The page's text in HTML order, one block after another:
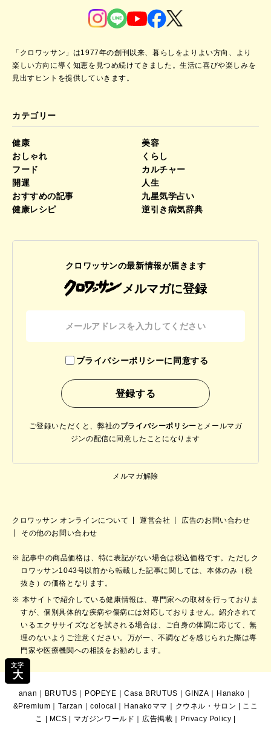
文字
大
「クロワッサン」は1977年の創刊以来、暮らしをよりよい方向、より
楽しい方向に導く知恵を見つめ続けてきました。生活に喜びや楽しみを
見出すヒントを提供していきます。
カテゴリー
健康
美容
おしゃれ
くらし
フード
カルチャー
開運
人生
おすすめの記事
九星気学占い
健康レシピ
逆引き病気辞典
クロワッサンの最新情報が届きます
メルマガに登録
プライバシーポリシーに同意する
ご登録いただくと、弊社のプライバシーポリシー と メールマガ
ジンの配信に同意したことになります
メルマガ解除
クロワッサン オンラインについて 運営会社
広告のお問い合わせ
その他のお問い合わせ
記事中の商品価格は、特に表記がない場合は税込価格です。ただしク
ロワッサン1043号以前から転載した記事に関しては、本体のみ（税
抜き）の価格となります。
本サイトで紹介している健康情報は、専門家への取材を行っておりま
すが、個別具体的な疾病や傷病には対応しておりません。紹介されて
いるエクササイズなどを試される場合は、ご自身の体調に応じて、無
理のないようご注意ください。万が一、不調などを感じられた際は専
門家や医療機関への相談をお勧めします。
anan BRUTUS POPEYE ｜Casa BRUTUS ｜GINZA Hanako
&Premium ｜Tarzan ｜colocal Hanakoママ クウネル・サロン
ここ
こ
MCS マガジンワールド 広告掲載 Privacy Policy